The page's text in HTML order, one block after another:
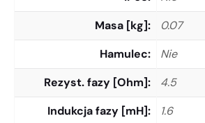
Masa [kg]
0.07
Hamulec
Nie
Rezyst. fazy [Ohm]
4.5
Indukcja fazy [mH]
1.6